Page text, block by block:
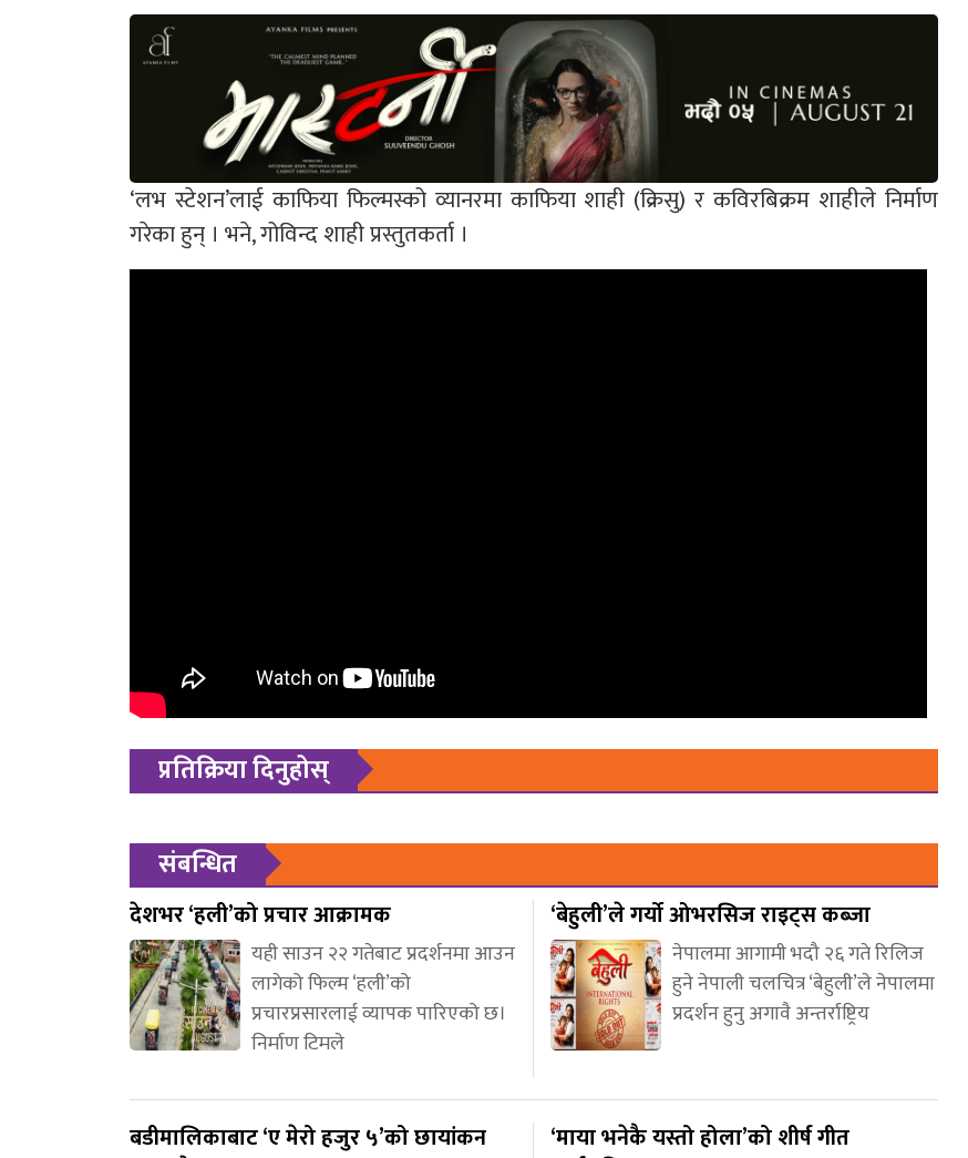
‘लभ स्टेशन’लाई काफिया फिल्मस्को व्यानरमा काफिया शाही (क्रिसु) र कविरबिक्रम शाहीले निर्माण
गरेका हुन् । भने, गोविन्द शाही प्रस्तुतकर्ता ।
प्रतिक्रिया दिनुहोस्
संबन्धित
देशभर ‘हली’को प्रचार आक्रामक
यही साउन २२ गतेबाट प्रदर्शनमा आउन
लागेको फिल्म ‘हली’को
प्रचारप्रसारलाई व्यापक पारिएको छ।
निर्माण टिमले
‘बेहुली’ले गर्यो ओभरसिज राइट्स कब्जा
नेपालमा आगामी भदौ २६ गते रिलिज
हुने नेपाली चलचित्र ‘बेहुली’ले नेपालमा
प्रदर्शन हुनु अगावै अन्तर्राष्ट्रिय
बडीमालिकाबाट ‘ए मेरो हजुर ५’को छायांकन
‘माया भनेकै यस्तो होला’को शीर्ष गीत